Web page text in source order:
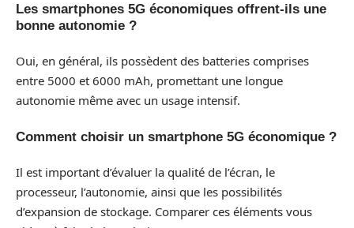
Les smartphones 5G économiques offrent-ils une
bonne autonomie ?
Oui, en général, ils possèdent des batteries comprises
entre 5000 et 6000 mAh, promettant une longue
autonomie même avec un usage intensif.
Comment choisir un smartphone 5G économique ?
Il est important d’évaluer la qualité de l’écran, le
processeur, l’autonomie, ainsi que les possibilités
d’expansion de stockage. Comparer ces éléments vous